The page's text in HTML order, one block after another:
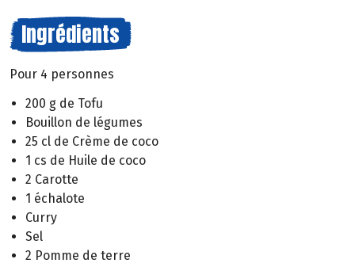
Ingrédients
Pour 4 personnes
200 g de Tofu
Bouillon de légumes
25 cl de Crème de coco
1 cs de Huile de coco
2 Carotte
1 échalote
Curry
Sel
2 Pomme de terre